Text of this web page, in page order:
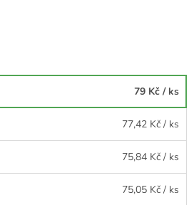
79 Kč / ks
77,42 Kč / ks
75,84 Kč / ks
75,05 Kč / ks